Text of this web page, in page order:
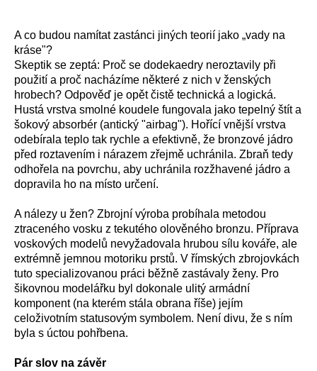
A co budou namítat zastánci jiných teorií jako „vady na
kráse"?
Skeptik se zeptá: Proč se dodekaedry neroztavily při
použití a proč nacházíme některé z nich v ženských
hrobech? Odpověď je opět čistě technická a logická.
Hustá vrstva smolné koudele fungovala jako tepelný štít a
šokový absorbér (antický "airbag"). Hořící vnější vrstva
odebírala teplo tak rychle a efektivně, že bronzové jádro
před roztavením i nárazem zřejmě uchránila. Zbraň tedy
odhořela na povrchu, aby uchránila rozžhavené jádro a
dopravila ho na místo určení.
A nálezy u žen? Zbrojní výroba probíhala metodou
ztraceného vosku z tekutého olověného bronzu. Příprava
voskových modelů nevyžadovala hrubou sílu kováře, ale
extrémně jemnou motoriku prstů. V římských zbrojovkách
tuto specializovanou práci běžně zastávaly ženy. Pro
šikovnou modelářku byl dokonale ulitý armádní
komponent (na kterém stála obrana říše) jejím
celoživotním statusovým symbolem. Není divu, že s ním
byla s úctou pohřbena.
Pár slov na závěr